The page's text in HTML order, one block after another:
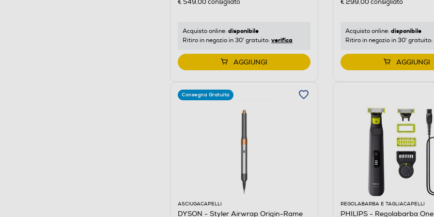
€ 549,00consigliato
Acquisto online: disponibile
Ritiro in negozio in 30' gratuito: verifica
AGGIUNGI
€ 299,00consigliato
Acquisto online: disponibile
Ritiro in negozio in 30' gratuito:
AGGIUNGI
Consegna Gratuita
ASCIUGACAPELLI
DYSON - Styler Airwrap Origin-Rame
REGOLABARBA E TAGLIACAPELLI
PHILIPS - Regolabarba